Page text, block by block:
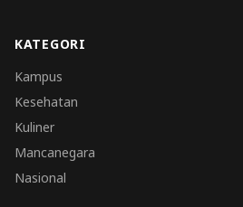
KATEGORI
Kampus
Kesehatan
Kuliner
Mancanegara
Nasional